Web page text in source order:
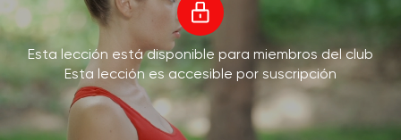
Esta lección está disponible para miembros del club
Esta lección es accesible por suscripción